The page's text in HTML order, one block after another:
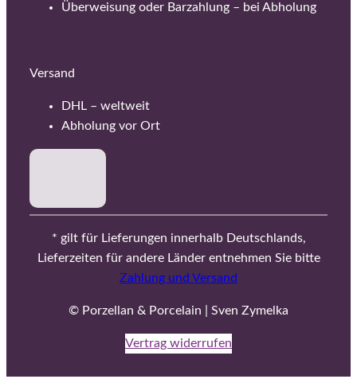
Überweisung oder Barzahlung – bei Abholung
Versand
DHL – weltweit
Abholung vor Ort
* gilt für Lieferungen innerhalb Deutschlands,
Lieferzeiten für andere Länder entnehmen Sie bitte
Zahlung und Versand
© Porzellan & Porcelain | Sven Zymelka
Vertrag widerrufen